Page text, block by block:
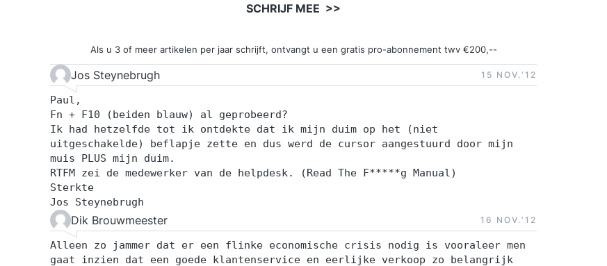
SCHRIJF MEE >>
Als u 3 of meer artikelen per jaar schrijft, ontvangt u een gratis pro-abonnement twv €200,--
Jos Steynebrugh 15 NOV.‘12
Paul,
Fn + F10 (beiden blauw) al geprobeerd?
Ik had hetzelfde tot ik ontdekte dat ik mijn duim op het (niet
uitgeschakelde) beflapje zette en dus werd de cursor aangestuurd door mijn
muis PLUS mijn duim.
RTFM zei de medewerker van de helpdesk. (Read The F*****g Manual)
Sterkte
Jos Steynebrugh
Dik Brouwmeester 16 NOV.‘12
Alleen zo jammer dat er een flinke economische crisis nodig is vooraleer men
gaat inzien dat een goede klantenservice en eerlijke verkoop zo belangrijk